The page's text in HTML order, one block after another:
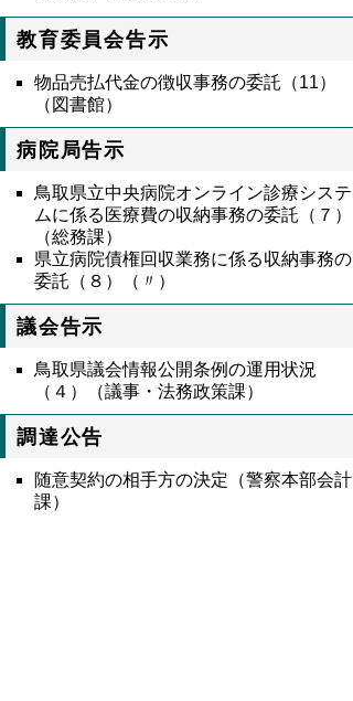
教育委員会告示
物品売払代金の徴収事務の委託（11）
（図書館）
病院局告示
鳥取県立中央病院オンライン診療システ
ムに係る医療費の収納事務の委託 （７）
（総務課）
県立病院債権回収業務に係る収納事務の
委託（８）（〃）
議会告示
鳥取県議会情報公開条例の運用状況
（４）（議事・法務政策課）
調達公告
随意契約の相手方の決定（警察本部会計
課）